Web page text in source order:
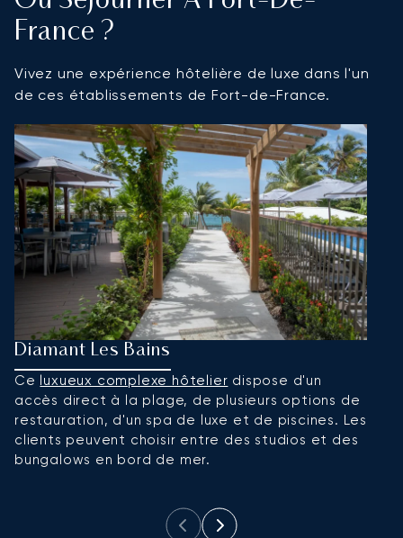
France ?
Vivez une expérience hôtelière de luxe dans l'un
de ces établissements de Fort-de-France.
Diamant Les Bains
Ce luxueux complexe hôtelier dispose d'un
accès direct à la plage, de plusieurs options de
restauration, d'un spa de luxe et de piscines. Les
clients peuvent choisir entre des studios et des
bungalows en bord de mer.